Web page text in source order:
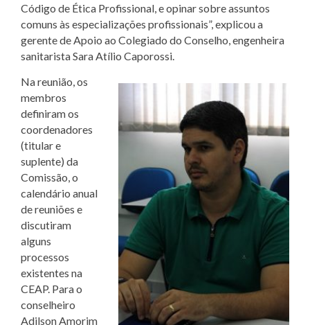
Código de Ética Profissional, e opinar sobre assuntos
comuns às especializações profissionais”, explicou a
gerente de Apoio ao Colegiado do Conselho, engenheira
sanitarista Sara Atílio Caporossi.
Na reunião, os
membros
definiram os
coordenadores
(titular e
suplente) da
Comissão, o
calendário anual
de reuniões e
discutiram
alguns
processos
existentes na
CEAP. Para o
conselheiro
Adilson Amorim